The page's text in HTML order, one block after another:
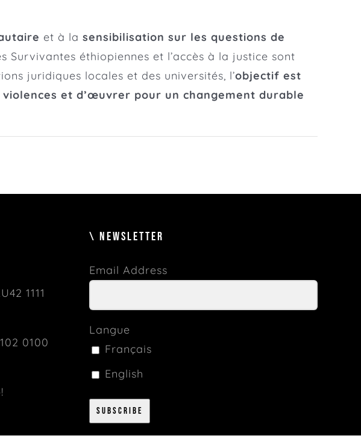
et à la sensibilisation sur les questions de
éthiopiennes et l’accès à la justice sont
juridiques locales et des universités, l’objectif est
et d’œuvrer pour un changement durable
1111
0100
\ NEWSLETTER
Email Address
Langue
Français
English
Subscribe